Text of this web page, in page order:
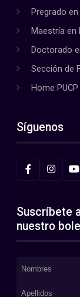
Pregrado
Maestría en
Doctorado
Sección de
Home PUCP
Síguenos
Suscríbete
nuestro